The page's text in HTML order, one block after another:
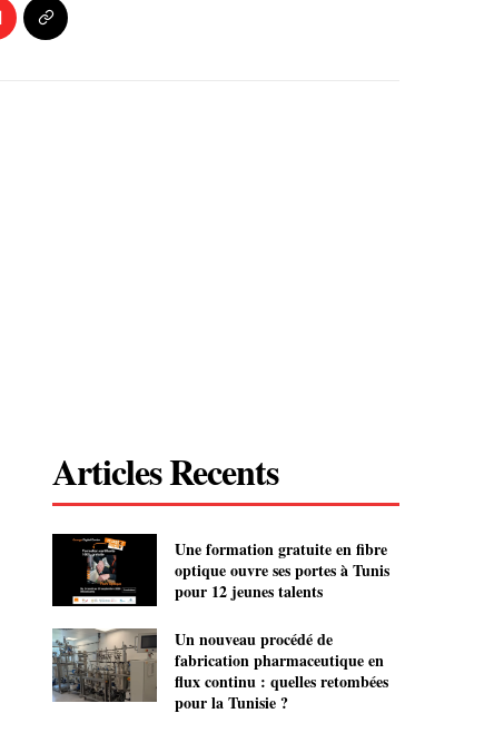
Articles Recents
Une formation gratuite en fibre
optique ouvre ses portes à Tunis
pour 12 jeunes talents
Un nouveau procédé de
fabrication pharmaceutique en
flux continu : quelles retombées
pour la Tunisie ?